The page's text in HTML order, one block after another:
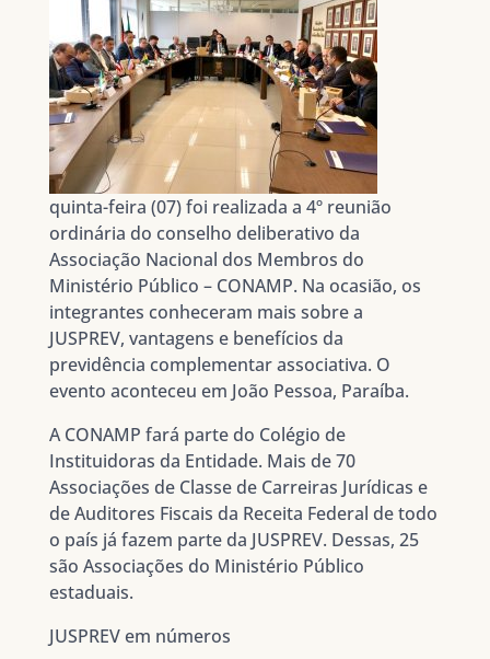
quinta-feira (07) foi realizada a 4º reunião
ordinária do conselho deliberativo da
Associação Nacional dos Membros do
Ministério Público – CONAMP. Na ocasião, os
integrantes conheceram mais sobre a
JUSPREV, vantagens e benefícios da
previdência complementar associativa. O
evento aconteceu em João Pessoa, Paraíba.
A CONAMP fará parte do Colégio de
Instituidoras da Entidade. Mais de 70
Associações de Classe de Carreiras Jurídicas e
de Auditores Fiscais da Receita Federal de todo
o país já fazem parte da JUSPREV. Dessas, 25
são Associações do Ministério Público
estaduais.
JUSPREV em números